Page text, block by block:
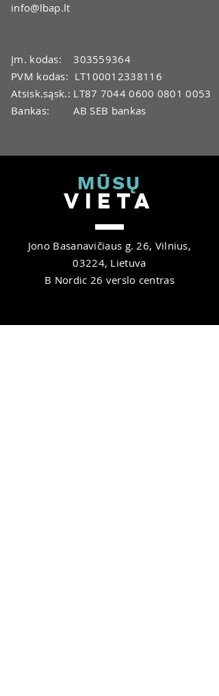
info@lbap.lt
Įm. kodas:303559364
PVM kodas: LT100012338116
Atsisk.sąsk.: LT87 7044 0600 0801 0053
Bankas: AB SEB bankas
MŪSŲ
V IETA
Jono Basanavičiaus g. 26, Vilnius,
03224, Lietuva
B Nordic 26 verslo centras